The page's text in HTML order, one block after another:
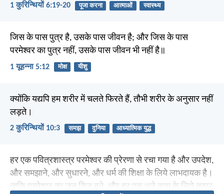
1 कुरिन्थियों 6:19-20 पूजा करना आत्माओं स्वास्थ्य
जिस के पास पुत्र है, उसके पास जीवन है; और जिस के पास
परमेश्वर का पुत्र नहीं, उसके पास जीवन भी नहीं है॥
1 यूहन्ना 5:12 मोक्ष यीशु
क्योंकि यद्यपि हम शरीर में चलते फिरते हैं, तौभी शरीर के अनुसार नहीं
लड़ते।
2 कुरिन्थियों 10:3 समझ दुनिया आध्यात्मिक युद्ध
हर एक पवित्रशास्त्र परमेश्वर की प्रेरणा से रचा गया है और उपदेश,
और समझाने, और सुधारने, और धर्म की शिक्षा के लिये लाभदायक है।
ताकि परमेश्वर का जन सिद्ध बने, और हर एक भले काम के लिये तत्पर